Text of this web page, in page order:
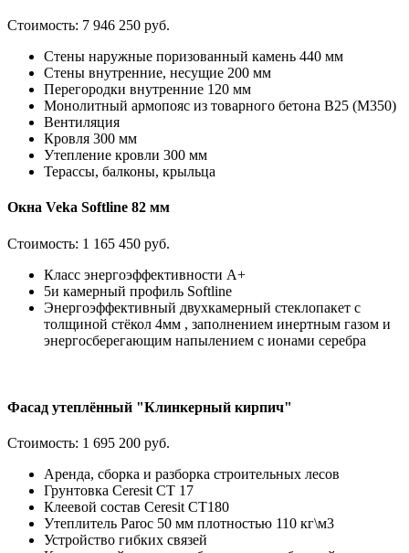
Стоимость: 7 946 250 руб.
Стены наружные поризованный камень 440 мм
Стены внутренние, несущие 200 мм
Перегородки внутренние 120 мм
Монолитный армопояс из товарного бетона В25 (М350)
Вентиляция
Кровля 300 мм
Утепление кровли 300 мм
Терассы, балконы, крыльца
Окна Veka Softline 82 мм
Стоимость: 1 165 450 руб.
Класс энергоэффективности А+
5и камерный профиль Softline
Энергоэффективный двухкамерный стеклопакет с
толщиной стёкол 4мм , заполнением инертным газом и
энергосберегающим напылением с ионами серебра
Фасад утеплённый "Клинкерный кирпич"
Стоимость: 1 695 200 руб.
Аренда, сборка и разборка строительных лесов
Грунтовка Ceresit CT 17
Клеевой состав Ceresit СТ180
Утеплитель Paroc 50 мм плотностью 110 кг\м3
Устройство гибких связей